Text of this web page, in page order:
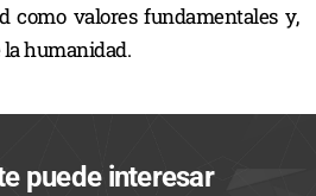
como valores fundamentales y,
la humanidad.
puede interesar